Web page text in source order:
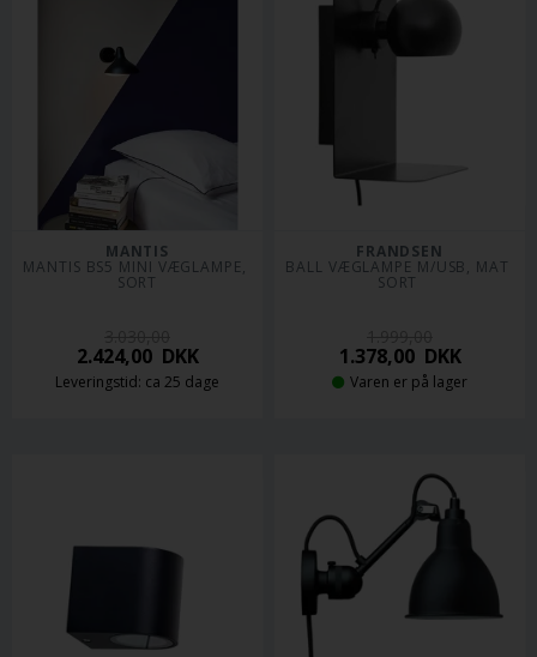
MANTIS
MANTIS BS5 MINI VÆGLAMPE,
SORT
2.424,00DKK
Leveringstid: ca 25 dage
FRANDSEN
BALL VÆGLAMPE M/USB, MAT
SORT
1.378,00DKK
Varen er på lager